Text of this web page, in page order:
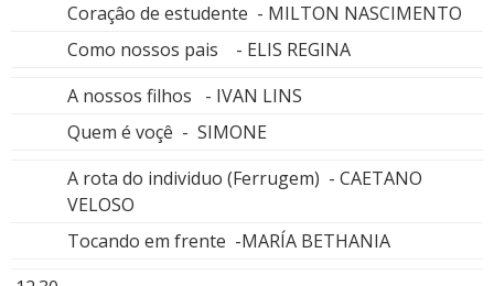
Coraçâo de estudente - MILTON NASCIMENTO
Como nossos pais - ELIS REGINA
A nossos filhos - IVAN LINS
Quem é voçê - SIMONE
A rota do individuo (Ferrugem) - CAETANO
VELOSO
Tocando em frente -MARÍA BETHANIA